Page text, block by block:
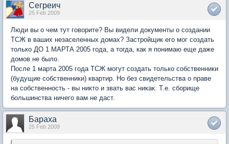
Сегреич
25 Feb 2009
Люди вы о чем тут говорите? Вы видели документы о создании
ТСЖ в ваших незаселенных домах? Застройщик его мог создать
только ДО 1 МАРТА 2005 года, а тогда, как я понимаю еще даже
домов не было.
После 1 марта 2005 года ТСЖ могут создать только собственники
(будущие собственники) квартир. Но без свидетельства о праве
на собственность - вы никто и звать вас никак. Т.е. сборище
большинства ничего вам не даст.
Бараха
25 Feb 2009